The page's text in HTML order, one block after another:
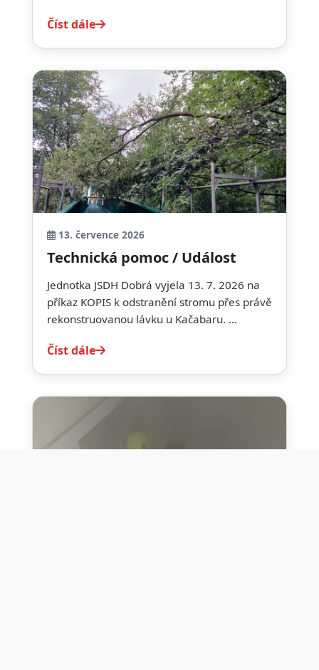
Číst dále
13. července 2026
Technická pomoc / Událost
Jednotka JSDH Dobrá vyjela 13. 7. 2026 na
příkaz KOPIS k odstranění stromu přes právě
rekonstruovanou lávku u Kačabaru. ...
Číst dále